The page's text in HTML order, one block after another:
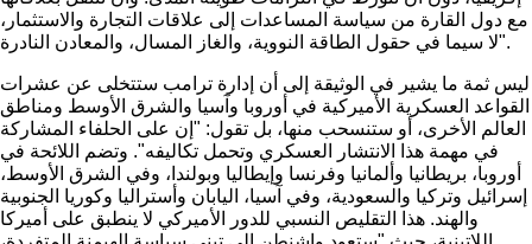
مع دول القارة من سياسة المساعدات إلى علاقات التجارة والاستثمار،
لا سيما في حقول الطاقة النووية، والغاز المسال، والمعادن النادرة".
ليس ثمة ما يشير في الوثيقة إلى أن إدارة ترامب ستتخلى عن عشرات
القواعد العسكرية الأميركية في أوروبا وآسيا والشرق الأوسط ومناطق
العالم الأخرى، أو ستنسحب منها، بل تقول: "إن على الحلفاء المشاركة
في مهمة هذا الانتشار العسكري وتحمل تكاليفه". وتضم اللائحة في
أوروبا، بريطانيا وألمانيا وفرنسا وإيطاليا وبولندا، وفي الشرق الأوسط،
إسرائيل وتركيا والسعودية، وفي آسيا، اليابان وأستراليا وكوريا الجنوبية
والهند. هذا التقليص النسبي للدور الأميركي لا ينطبق على أميركا